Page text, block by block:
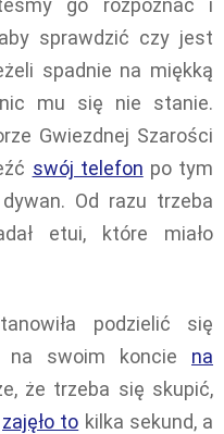
go rozpoznać i
sprawdzić czy jest
spadnie na miękką
mu się nie stanie.
Gwiezdnej Szarości
swój telefon po tym
Od razu trzeba
etui, które miało
podzielić się
na swoim koncie na
że trzeba się skupić,
zajęło to kilka sekund, a